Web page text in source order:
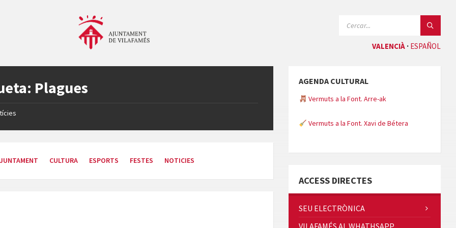
VALENCIÀ ESPAÑOL
Plagues
CULTURA ESPORTS FESTES NOTICIES
AGENDA CULTURAL
Vermuts a la Font. Arre-ak
Vermuts a la Font. Xavi de Bétera
ACCESS DIRECTES
SEU ELECTRÒNICA